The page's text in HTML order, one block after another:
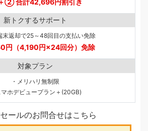
新トクするサポート
末返却で25～48回目の支払い免除
円（4,190円×24回分）免除
対象プラン
・メリハリ無制限
マホデビュープラン＋(20GB)
ールのお問合せはこちら